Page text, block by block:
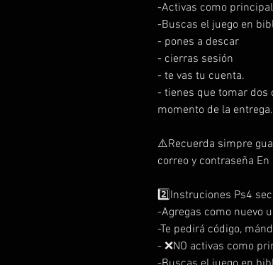
-Activas como principal
-Buscas el juego en
- pones a descar
- cierras sesión
- te vas tu cuenta.
- tienes que tomar dos
momento de la entrega.
⚠️Recuerda simpre
correo y contraseña
2️⃣Instruciones Ps4
-Agregas como nuevo
-Te pedirá código,
- ❌NO activas como